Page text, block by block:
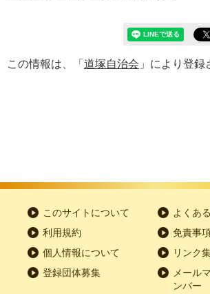
この情報は、「 道塚自治会 」により登録
このサイトについて
よくあ
利用規約
免責事
個人情報について
リンク
登録団体募集
メール
ンバー